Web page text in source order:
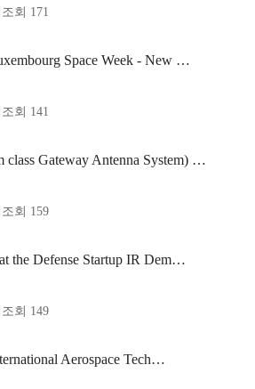
조회 171
Space Week - New …
조회 141
Gateway Antenna System) …
조회 159
the Defense Startup IR Dem…
조회 149
Aerospace Tech…